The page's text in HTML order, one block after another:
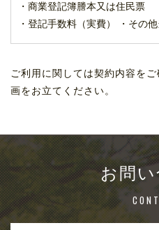
・商業登記簿謄本又は住民票
・登記手数料（実費） ・その
ご利用に関しては契約内容を
画をお立てください。
お問